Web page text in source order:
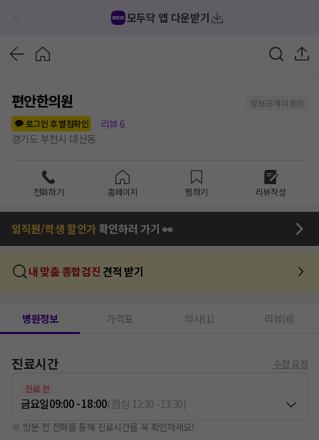
모두닥 앱 다운받기
편안한의원
정보공개 미동의
로그인 후 별점확인
리뷰 6
경기도 부천시 대산동
전화하기 홈페이지 찜하기 리뷰작성
임직원/학생 할인가확인하러 가기 👀
내 맞춤 종합검진 견적 받기
병원정보 가격표 의사(1) 리뷰(6)
진료시간 수정 요청
진료 전
금요일09:00 - 18:00(점심 12:30-13:30)
※ 방문 전 전화를 통해 진료시간을 꼭 확인하세요!